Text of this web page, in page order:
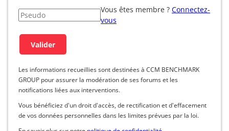
Vous êtes membre ? Connectez-
vous
Les informations recueillies sont destinées à CCM BENCHMARK
GROUP pour assurer la modération de ses forums et les
notifications liées aux interventions.
Vous bénéficiez d'un droit d'accès, de rectification et d'effacement
de vos données personnelles dans les limites prévues par la loi.